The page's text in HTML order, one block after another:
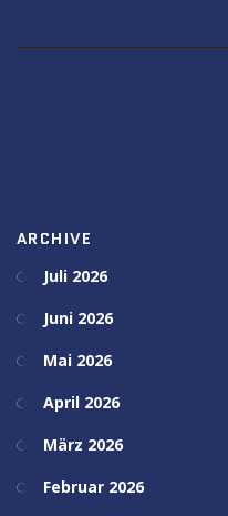
ARCHIVE
Juli 2026
Juni 2026
Mai 2026
April 2026
März 2026
Februar 2026